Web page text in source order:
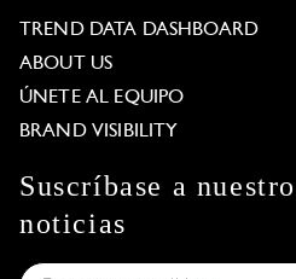
TREND DATA DASHBOARD
ABOUT US
ÚNETE AL EQUIPO
BRAND VISIBILITY
Suscríbase a
noticias